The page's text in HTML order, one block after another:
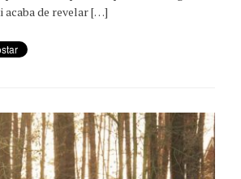
acaba de revelar […]